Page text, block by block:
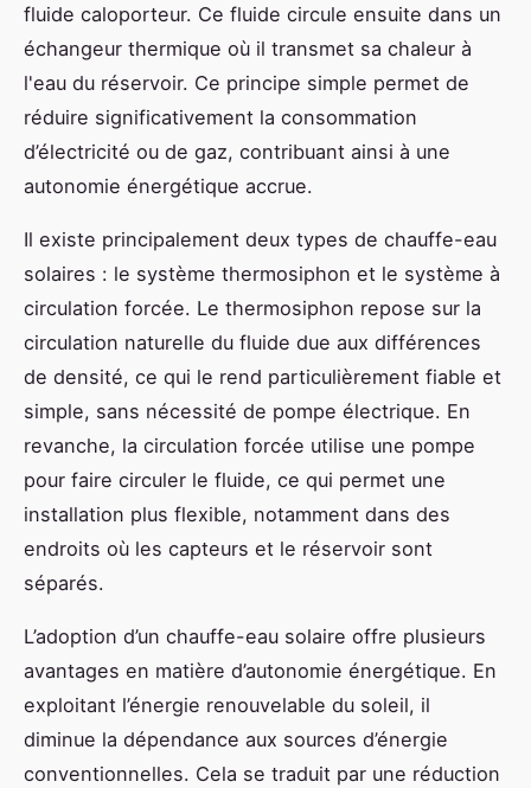
fluide caloporteur. Ce fluide circule ensuite dans un
échangeur thermique où il transmet sa chaleur à
l'eau du réservoir. Ce principe simple permet de
réduire significativement la consommation
d’électricité ou de gaz, contribuant ainsi à une
autonomie énergétique accrue.
Il existe principalement deux types de chauffe-eau
solaires : le système thermosiphon et le système à
circulation forcée. Le thermosiphon repose sur la
circulation naturelle du fluide due aux différences
de densité, ce qui le rend particulièrement fiable et
simple, sans nécessité de pompe électrique. En
revanche, la circulation forcée utilise une pompe
pour faire circuler le fluide, ce qui permet une
installation plus flexible, notamment dans des
endroits où les capteurs et le réservoir sont
séparés.
L’adoption d’un chauffe-eau solaire offre plusieurs
avantages en matière d’autonomie énergétique. En
exploitant l’énergie renouvelable du soleil, il
diminue la dépendance aux sources d’énergie
conventionnelles. Cela se traduit par une réduction